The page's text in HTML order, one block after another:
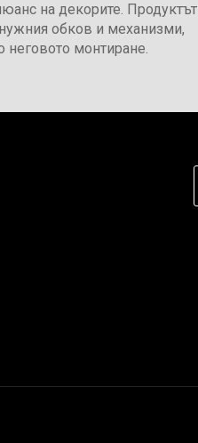
на декорите. Продуктът
обков и механизми,
неговото монтиране.